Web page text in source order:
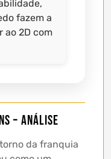
fazem a
ao 2D com
– Análise
da franquia